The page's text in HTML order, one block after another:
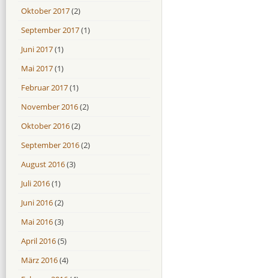
Oktober 2017(2)
September 2017(1)
Juni 2017(1)
Mai 2017(1)
Februar 2017(1)
November 2016(2)
Oktober 2016(2)
September 2016(2)
August 2016(3)
Juli 2016(1)
Juni 2016(2)
Mai 2016(3)
April 2016(5)
März 2016(4)